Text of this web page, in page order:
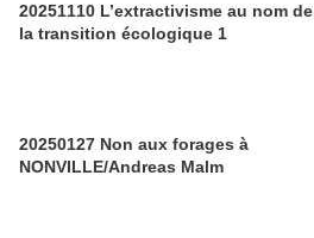
20251110 L’extractivisme au nom de
la transition écologique 1
20250127 Non aux forages à
NONVILLE/Andreas Malm